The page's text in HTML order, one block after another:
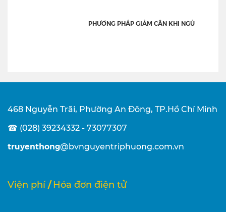
PHƯƠNG PHÁP GIẢM CÂN KHI NGỦ
468 Nguyễn Trãi, Phường An Đông, TP.Hồ Chí Minh
☎ (028) 39234332 - 73077307
truyenthong@bvnguyentriphuong.com.vn
Viện phí / Hóa đơn điện tử